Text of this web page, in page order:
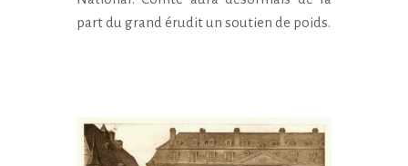
part du grand érudit un soutien de poids.